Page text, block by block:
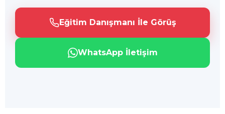
Eğitim Danışmanı İle Görüş
WhatsApp İletişim